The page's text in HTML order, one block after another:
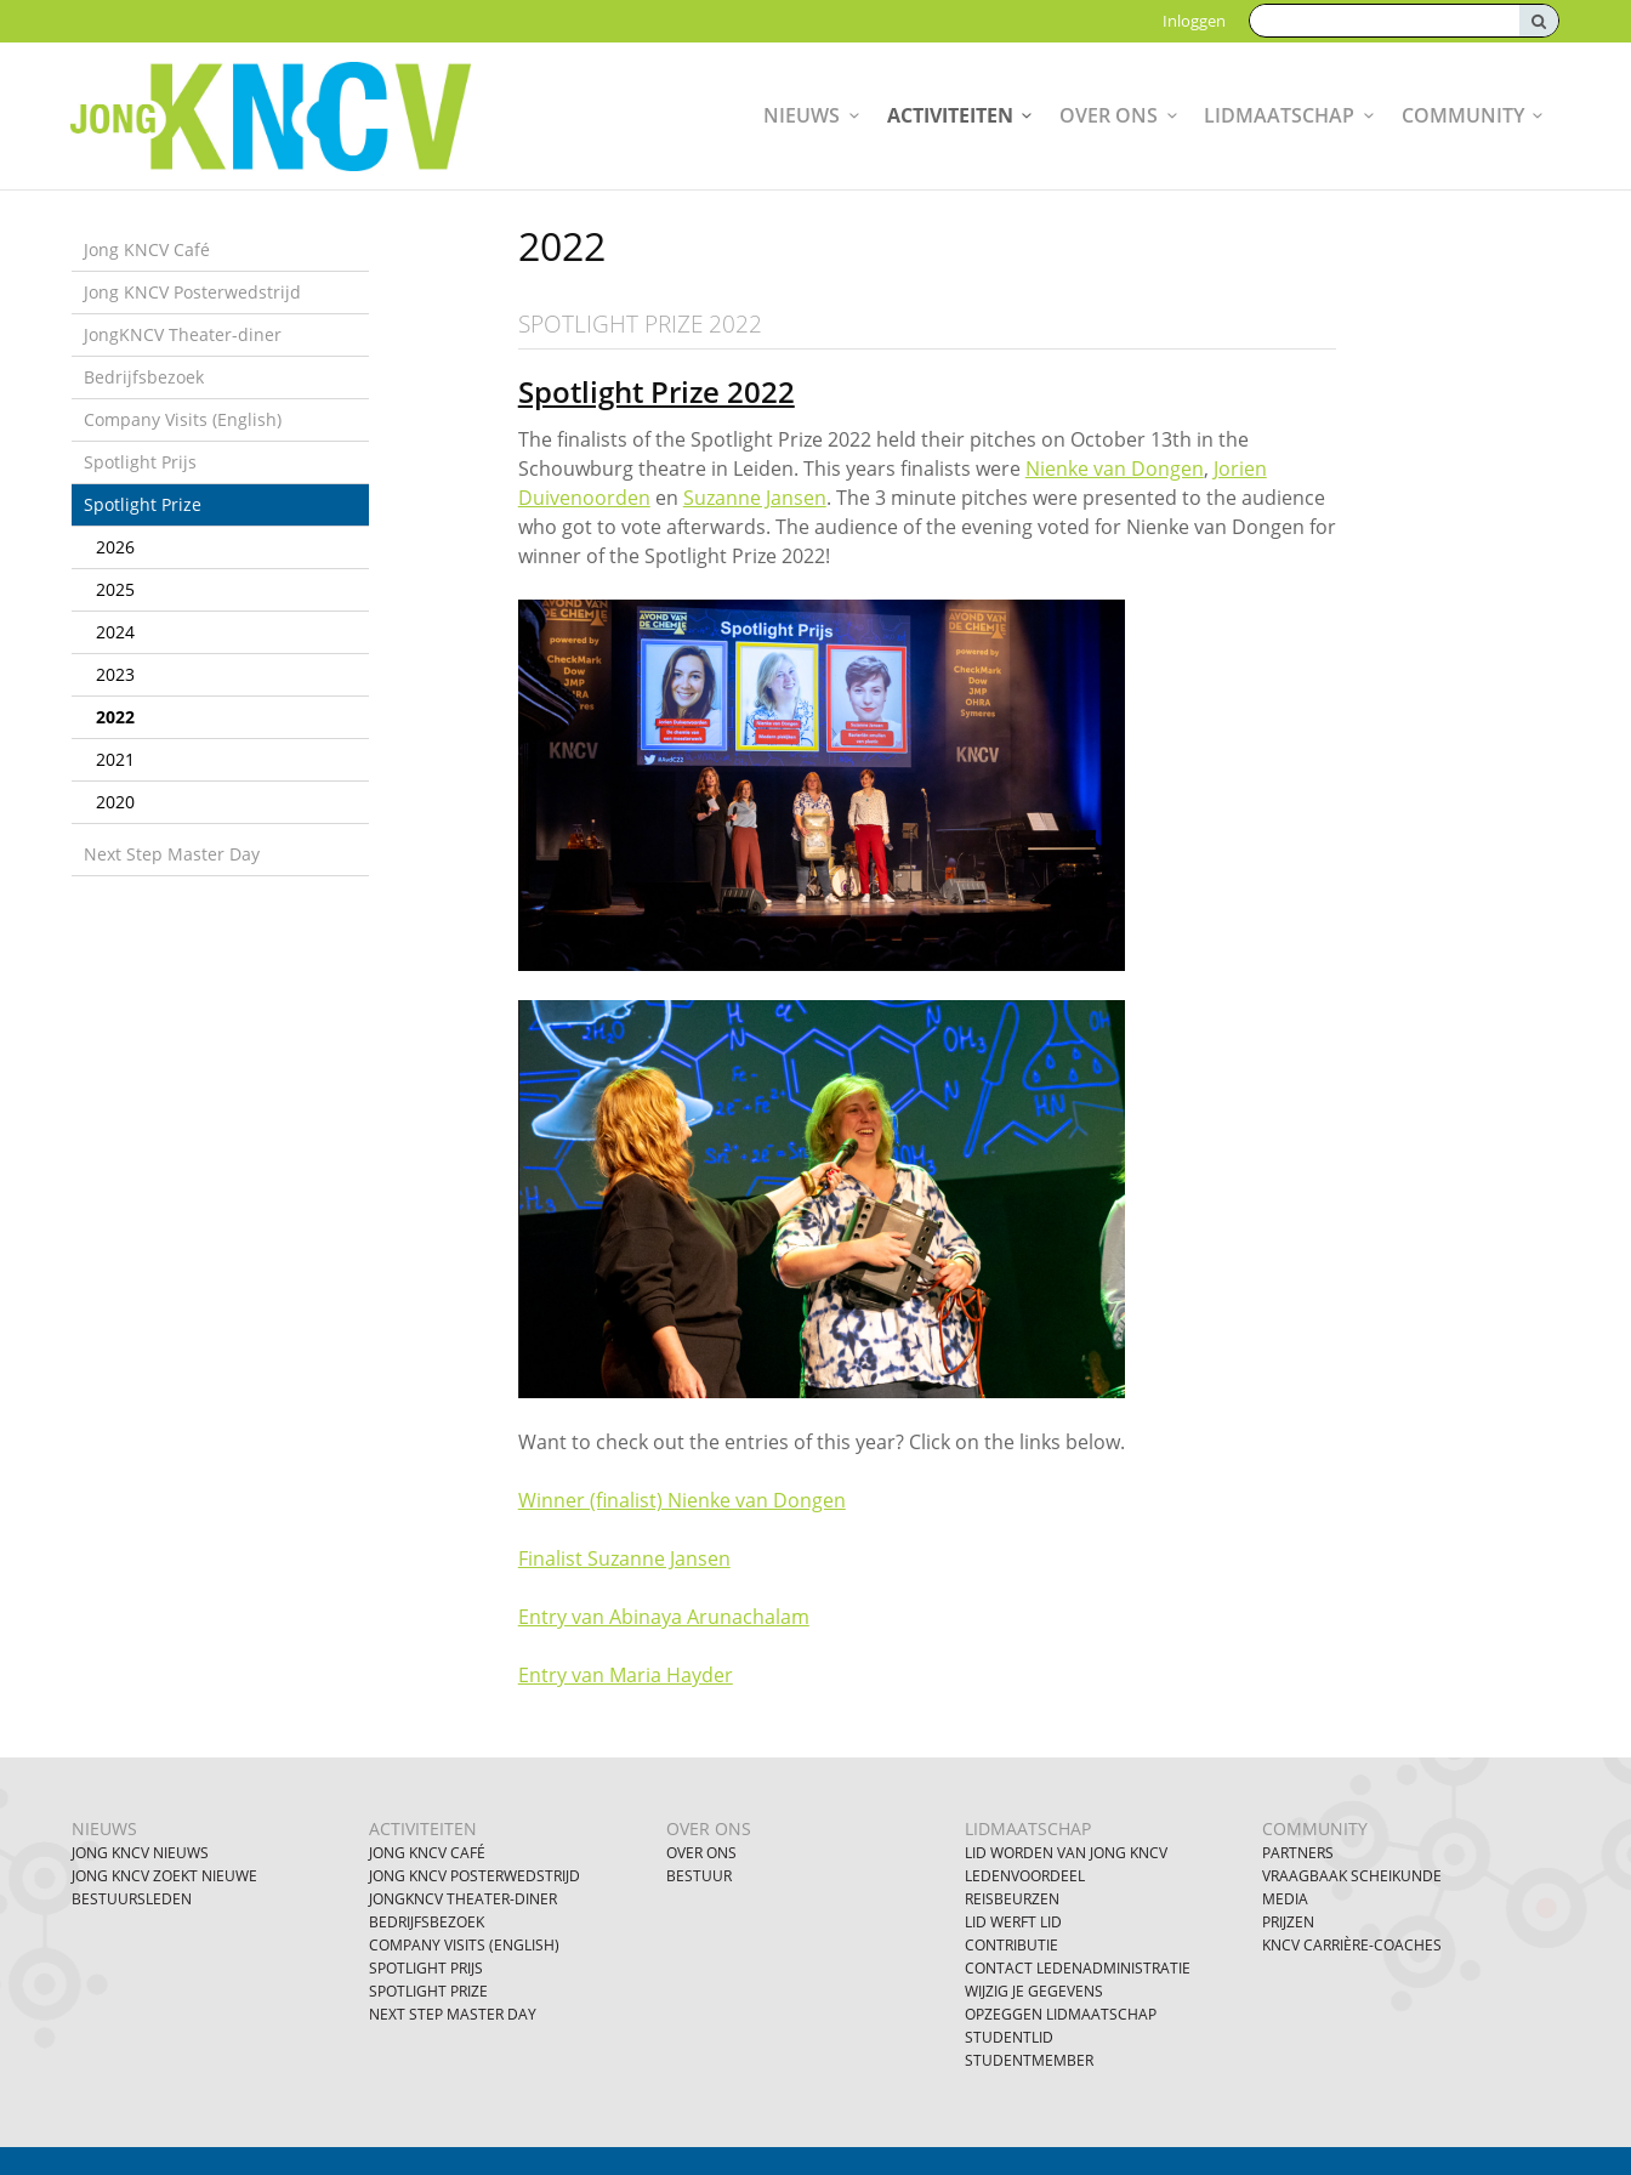
links
Spring
naar
inhoud
naar
het
menu
Zoeken:
Inloggen
NIEUWS ACTIVITEITEN OVER ONS LIDMAATSCHAP COMMUNITY
2022
SPOTLIGHT PRIZE 2022
Spotlight Prize 2022
The finalists of the Spotlight Prize 2022 held their pitches on October 13th in the
Schouwburg theatre in Leiden. This years finalists were Nienke van Dongen, Jorien
Duivenoorden en Suzanne Jansen. The 3 minute pitches were presented to the audience
who got to vote afterwards. The audience of the evening voted for Nienke van Dongen for
winner of the Spotlight Prize 2022!
Want to check out the entries of this year? Click on the links below.
Winner (finalist) Nienke van Dongen
Finalist Suzanne Jansen
Entry van Abinaya Arunachalam
Entry van Maria Hayder
Jong KNCV Café
Jong KNCV Posterwedstrijd
JongKNCV Theater-diner
Bedrijfsbezoek
Company Visits (English)
Spotlight Prijs
Spotlight Prize
2026
2025
2024
2023
2022
2021
2020
Next Step Master Day
NIEUWS
JONG KNCV NIEUWS
JONG KNCV ZOEKT NIEUWE
BESTUURSLEDEN
ACTIVITEITEN
JONG KNCV CAFÉ
JONG KNCV POSTERWEDSTRIJD
JONGKNCV THEATER-DINER
BEDRIJFSBEZOEK
COMPANY VISITS (ENGLISH)
SPOTLIGHT PRIJS
SPOTLIGHT PRIZE
NEXT STEP MASTER DAY
OVER ONS
OVER ONS
BESTUUR
LIDMAATSCHAP
LID WORDEN VAN JONG KNCV
LEDENVOORDEEL
REISBEURZEN
LID WERFT LID
CONTRIBUTIE
CONTACT LEDENADMINISTRATIE
WIJZIG JE GEGEVENS
OPZEGGEN LIDMAATSCHAP
STUDENTLID
STUDENTMEMBER
COMMUNITY
PARTNERS
VRAAGBAAK SCHEIKUNDE
MEDIA
PRIJZEN
KNCV CARRIÈRE-COACHES